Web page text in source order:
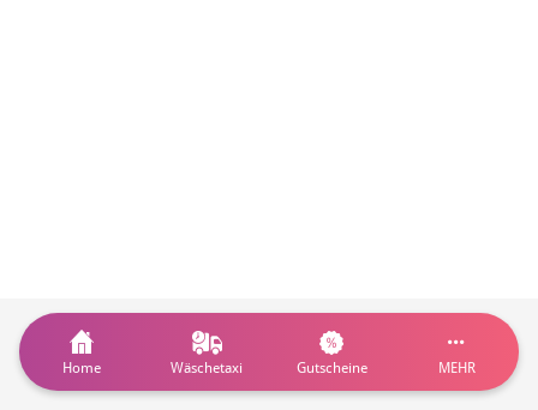
Home Wäschetaxi Gutscheine MEHR